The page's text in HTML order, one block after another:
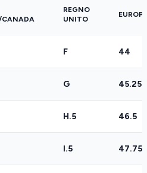
REGNO
UNITO
F 44
G 45.25
H.5 46.5
I.5 47.75